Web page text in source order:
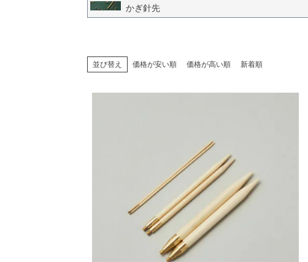
かぎ針先
並び替え 価格が安い順 価格が高い順 新着順